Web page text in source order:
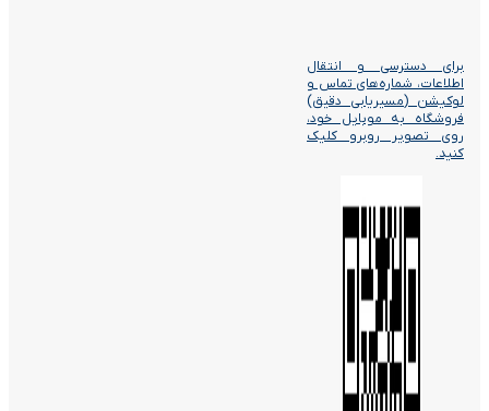
برای دسترسی و انتقال
اطلاعات، شماره‌های تماس و
لوکیشن (مسیریابی دقیق)
فروشگاه به موبایل خود،
روی تصویر روبرو کلیک
کنید.